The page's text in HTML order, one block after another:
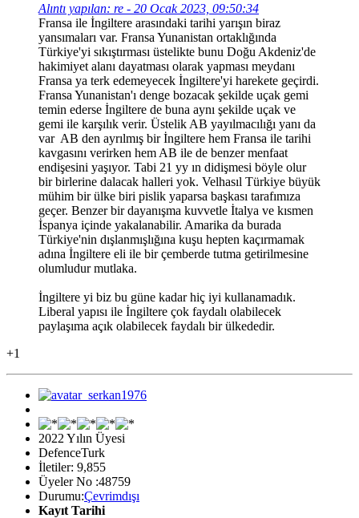
Alıntı yapılan: re - 20 Ocak 2023, 09:50:34
Fransa ile İngiltere arasındaki tarihi yarışın biraz
yansımaları var. Fransa Yunanistan ortaklığında
Türkiye'yi sıkıştırması üstelikte bunu Doğu Akdeniz'de
hakimiyet alanı dayatması olarak yapması meydanı
Fransa ya terk edemeyecek İngiltere'yi harekete geçirdi.
Fransa Yunanistan'ı denge bozacak şekilde uçak gemi
temin ederse İngiltere de buna aynı şekilde uçak ve
gemi ile karşılık verir. Üstelik AB yayılmacılığı yanı da
var AB den ayrılmış bir İngiltere hem Fransa ile tarihi
kavgasını verirken hem AB ile de benzer menfaat
endişesini yaşıyor. Tabi 21 yy ın didişmesi böyle olur
bir birlerine dalacak halleri yok. Velhasıl Türkiye büyük
mühim bir ülke biri pislik yaparsa başkası tarafımıza
geçer. Benzer bir dayanışma kuvvetle İtalya ve kısmen
İspanya içinde yakalanabilir. Amarika da burada
Türkiye'nin dışlanmışlığına kuşu hepten kaçırmamak
adına İngiltere eli ile bir çemberde tutma getirilmesine
olumludur mutlaka.
İngiltere yi biz bu güne kadar hiç iyi kullanamadık.
Liberal yapısı ile İngiltere çok faydalı olabilecek
paylaşıma açık olabilecek faydalı bir ülkededir.
+1
2022 Yılın Üyesi
DefenceTurk
İletiler: 9,855
Üyeler No :48759
Durumu:Çevrimdışı
Kayıt Tarihi